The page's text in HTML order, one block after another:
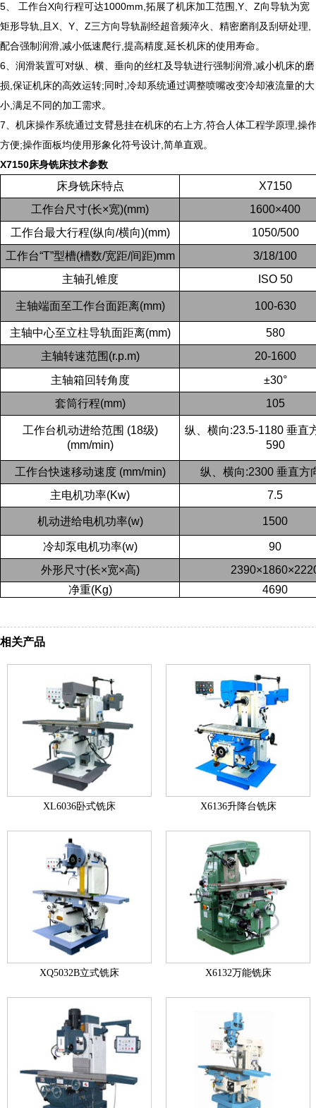
5、 工作台X向行程可达1000mm,拓展了机床加工范围,Y、Z向导轨为宽
矩形导轨,且X、Y、Z三方向导轨副经超音频淬火、精密磨削及刮研处理,
配合强制润滑,减小低速爬行,提高精度,延长机床的使用寿命。
6、润滑装置可对纵、横、垂向的丝杠及导轨进行强制润滑,减小机床的磨
损,保证机床的高效运转;同时,冷却系统通过调整喷嘴改变冷却液流量的大
小,满足不同的加工需求。
7、机床操作系统通过支臂悬挂在机床的右上方,符合人体工程学原理,操
方便;操作面板均使用形象化符号设计,简单直观。
X7150床身铣床技术参数
床身铣床特点
X7150
工作台尺寸(长×宽)(mm)
1600×400
工作台最大行程(纵向/横向)(mm)
1050/500
工作台“T”型槽(槽数/宽距/间距)mm
3/18/100
主轴孔锥度
ISO 50
主轴端面至工作台面距离(mm) 100-630
主轴中心至立柱导轨面距离(mm)
580
主轴转速范围 (r.p.m)
20-1600
主轴箱回转角度
±30°
套筒行程(mm) 105
工作台机动进给范围 (18级)
(mm/min)
纵、横向:23.5-1180 垂直
590
工作台快速移动速度(mm/min) 纵、横向:2300 垂直方
主电机功率(Kw) 7.5
机动进给电机功率(w) 1500
冷却泵电机功率(w)
90
外形尺寸(长×宽×高)
净重(Kg) 4690
相关产品
XL6036卧式铣床 X6136升降台铣床
XQ5032B立式铣床 X6132万能铣床